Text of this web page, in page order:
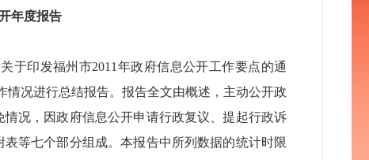
年度报告
印发福州市2011年政府信息公开工作要点的通
情况进行总结报告。报告全文由概述，主动公开政
况，因政府信息公开申请行政复议、提起行政诉
等七个部分组成。本报告中所列数据的统计时限